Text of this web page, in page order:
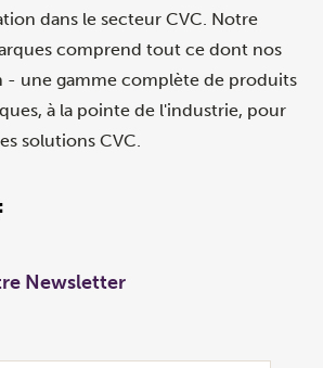
dans le secteur CVC. Notre
comprend tout ce dont nos
- une gamme complète de produits
à la pointe de l'industrie, pour
solutions CVC.
Newsletter